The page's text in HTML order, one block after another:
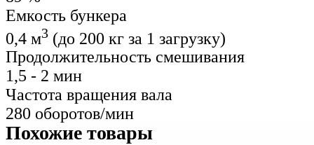
Емкость бункера
0,4 м3 (до 200 кг за 1 загрузку)
Продолжительность смешивания
1,5 - 2 мин
Частота вращения вала
280 оборотов/мин
Похожие товары